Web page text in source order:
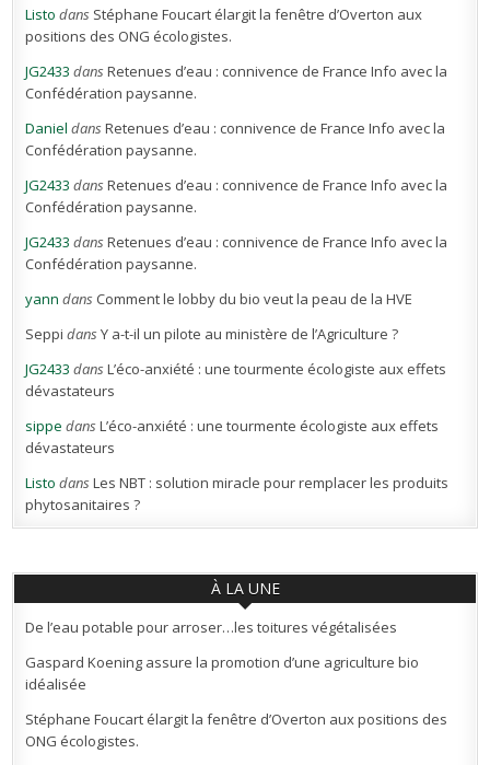
Listo dans Stéphane Foucart élargit la fenêtre d’Overton aux
positions des ONG écologistes.
JG2433 dansRetenues d’eau : connivence de France Info avec la
Confédération paysanne.
Daniel dansRetenues d’eau : connivence de France Info avec la
Confédération paysanne.
JG2433 dansRetenues d’eau : connivence de France Info avec la
Confédération paysanne.
JG2433 dansRetenues d’eau : connivence de France Info avec la
Confédération paysanne.
yann dans Comment le lobby du bio veut la peau de la HVE
Seppi dansY a-t-il un pilote au ministère de l’Agriculture ?
JG2433 dansL’éco-anxiété : une tourmente écologiste aux effets
dévastateurs
sippe dansL’éco-anxiété : une tourmente écologiste aux effets
dévastateurs
Listo dansLes NBT : solution miracle pour remplacer les produits
phytosanitaires ?
À LA UNE
De l’eau potable pour arroser…les toitures végétalisées
Gaspard Koening assure la promotion d’une agriculture bio
idéalisée
Stéphane Foucart élargit la fenêtre d’Overton aux positions des
ONG écologistes.